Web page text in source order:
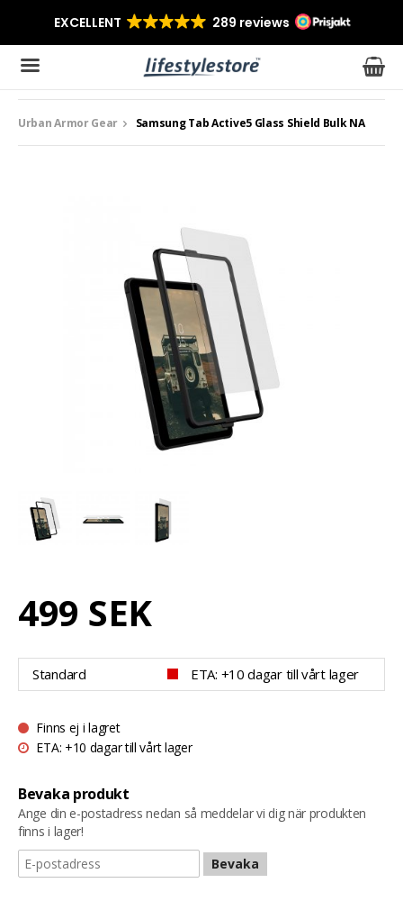
Produkten har blivit tillagd i varukorgen
Urban Armor Gear Samsung Tab Active5 Glass Shield Bulk NA
499 SEK
Standard ETA: +10 dagar till vårt lager
Finns ej i lagret
ETA: +10 dagar till vårt lager
Bevaka produkt
Ange din e-postadress nedan så meddelar vi dig när produkten
finns i lager!
Bevaka